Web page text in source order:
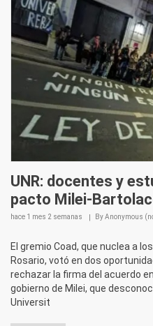
UNR: docentes y
pacto Milei-
hace 1 mes 2 semanas ByAnonymous
El gremio Coad, que nuclea a
Rosario, votó en dos
rechazar la firma del acuerdo
gobierno de Milei, que
Universit